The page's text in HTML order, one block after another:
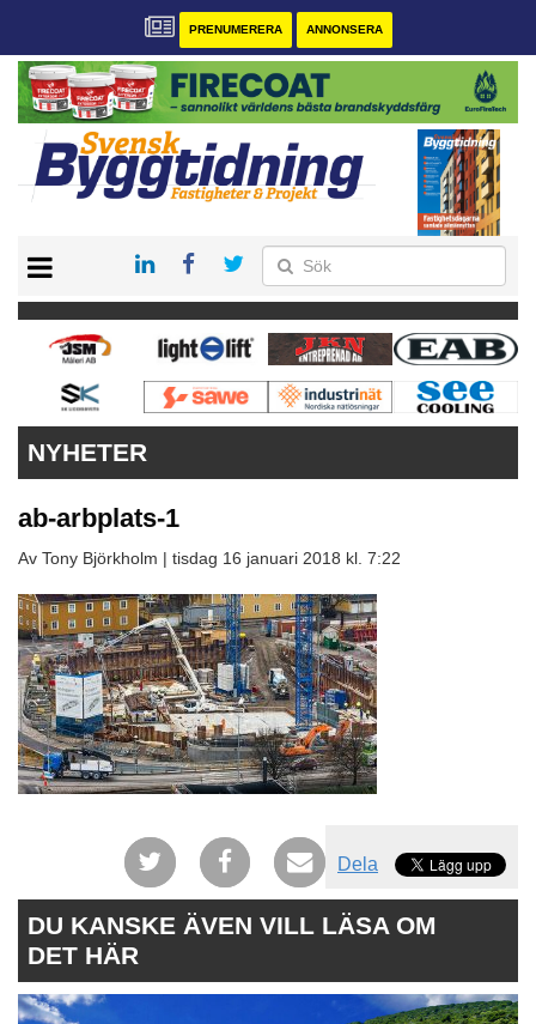
PRENUMERERA ANNONSERA
PRENUMERERA
VÅRA ANDRA MAGASIN
ANNONSERA
NYHETER
ab-arbplats-1
Av Tony Björkholm | tisdag 16 januari 2018 kl. 7:22
Dela
DU KANSKE ÄVEN VILL LÄSA OM
DET HÄR